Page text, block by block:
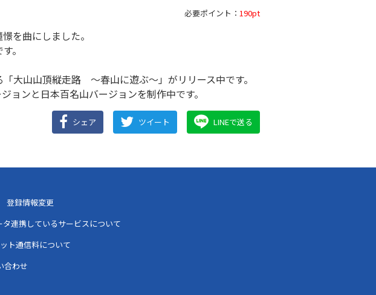
必要ポイント： 190pt
を曲にしました。
。
大山山頂縦走路 ～春山に遊ぶ～」がリリース中です。
ョンと日本百名山バージョンを制作中です。
シェア ツイート LINEで送る
登録情報変更
タ連携しているサービスについて
ト通信料について
合わせ